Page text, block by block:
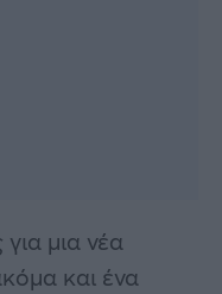
μια νέα
και ένα